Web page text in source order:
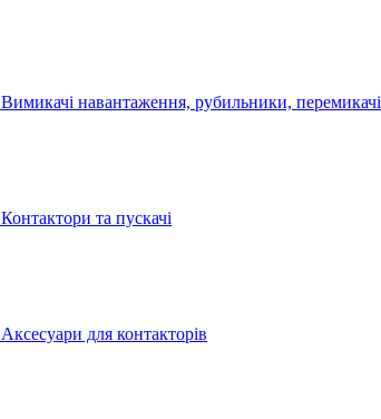
Вимикачі навантаження, рубильники, перемикачі
Контактори та пускачі
Аксесуари для контакторів